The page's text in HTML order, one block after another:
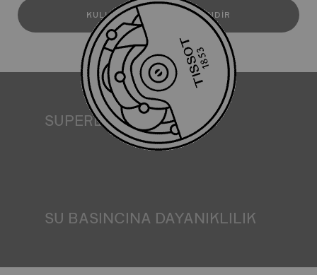
KULLANICI KILAVUZUNU İNDIR
SUPERLUMINOVA®
Her koşulda görünürlük sağlamak Tissot için önemli bir
hedeftir. Bu nedenle bazı saatler SuperLuminova® adını
SU BASINCINA DAYANIKLILIK